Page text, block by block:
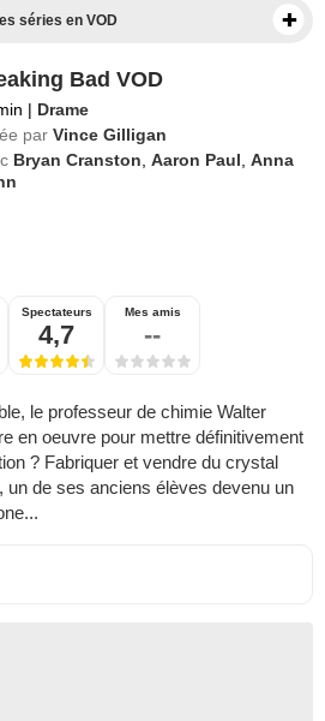
séries en VOD
Tous les films en VOD
Bad VOD
| Drame
par Vince Gilligan
Bryan Cranston ,Aaron Paul ,Anna
Spectateurs
4,7
Mes amis
--
le professeur de chimie Walter
en oeuvre pour mettre définitivement
? Fabriquer et vendre du crystal
un de ses anciens élèves devenu un